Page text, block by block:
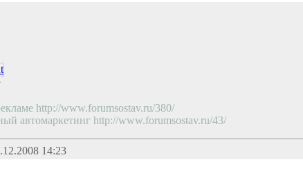
http://www.forumsostav.ru/380/
автомаркетинг http://www.forumsostav.ru/43/
14:23